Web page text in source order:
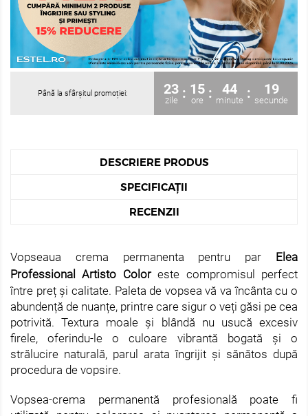
Până la sfârșitul promoției: 23
zile : 15
ore : 44
minute : 19
secunde
DESCRIERE PRODUS
SPECIFICAȚII
RECENZII
Vopseaua crema permanenta pentru par Elea
Professional Artisto Coloreste compromisul perfect
între preț și calitate. Paleta de vopsea vă va încânta cu o
abundență de nuanțe, printre care sigur o veți găsi pe cea
potrivită. Textura moale și blândă nu usucă excesiv
firele, oferindu-le o culoare vibrantă bogată și o
strălucire naturală, parul arata îngrijit și sănătos după
procedura de vopsire.
Vopsea-crema permanentă profesională poate fi